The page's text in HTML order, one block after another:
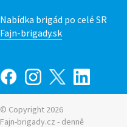
Nabídka brigád po celé SR
Fajn-brigady.sk
© Copyright 2026
Fajn-brigady.cz - denně